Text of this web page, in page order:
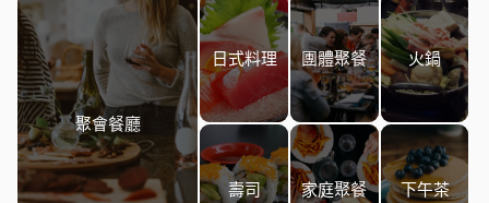
聚會餐廳
日式料理 團體聚餐 火鍋
壽司 家庭聚餐 下午茶